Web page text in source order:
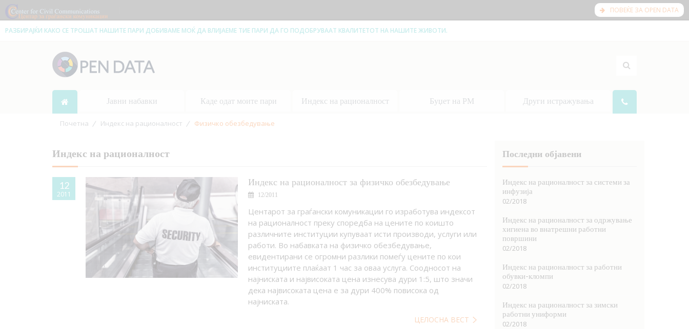
РАЗБИРАЈЌИ КАКО СЕ ТРОШАТ НАШИТЕ ПАРИ ДОБИВАМЕ МОЌ ДА ВЛИЈАЕМЕ ТИЕ ПАРИ ДА ГО ПОДОБРУВААТ КВАЛИТЕТОТ НА НАШИТЕ ЖИВОТИ.
ПОВЕЌЕ ЗА OPEN DATA
Јавни набавки Каде одат моите пари Индекс на рационалност Буџет на РМ Други истражувања
Почетна Индекс на рационалност Физичко обезбедување
Индекс на рационалност
12
2011
Индекс на рационалност за физичко обезбедување
12/2011
Центарот за граѓански комуникации го изработува индексот
на рационалност преку споредба на цените по коишто
различните институции купуваат исти производи, услуги или
работи. Во набавката на физичко обезбедување,
евидентирани се огромни разлики помеѓу цените по кои
институциите плаќаат 1 час за оваа услуга. Соодносот на
најниската и највисоката цена изнесува дури 1:5, што значи
дека највисоката цена е за дури 400% повисока од
најниската.
ЦЕЛОСНА ВЕСТ
Последни објавени
Индекс на рационалност за системи за
инфузија
02/2018
Индекс на рационалност за одржување
хигиена во внатрешни работни
површини
02/2018
Индекс на рационалност за работни
обувки-кломпи
02/2018
Индекс на рационалност за зимски
работни униформи
02/2018